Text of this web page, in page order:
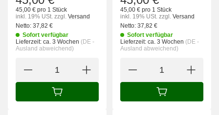
45,00 € pro 1 Stück
inkl. 19% USt. zzgl. Versand
Netto: 37,82 €
Sofort verfügbar
Lieferzeit: ca. 3 Wochen (DE -
Ausland abweichend)
IN DEN WARENKORB
45,00 € pro 1 Stück
inkl. 19% USt. zzgl. Versand
Netto: 37,82 €
Sofort verfügbar
Lieferzeit: ca. 3 Wochen (DE -
Ausland abweichend)
IN DEN